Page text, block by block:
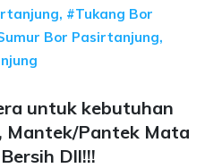
#Tukang Bor
Bor Pasirtanjung,
untuk kebutuhan
Mantek/Pantek Mata
Dll!!!